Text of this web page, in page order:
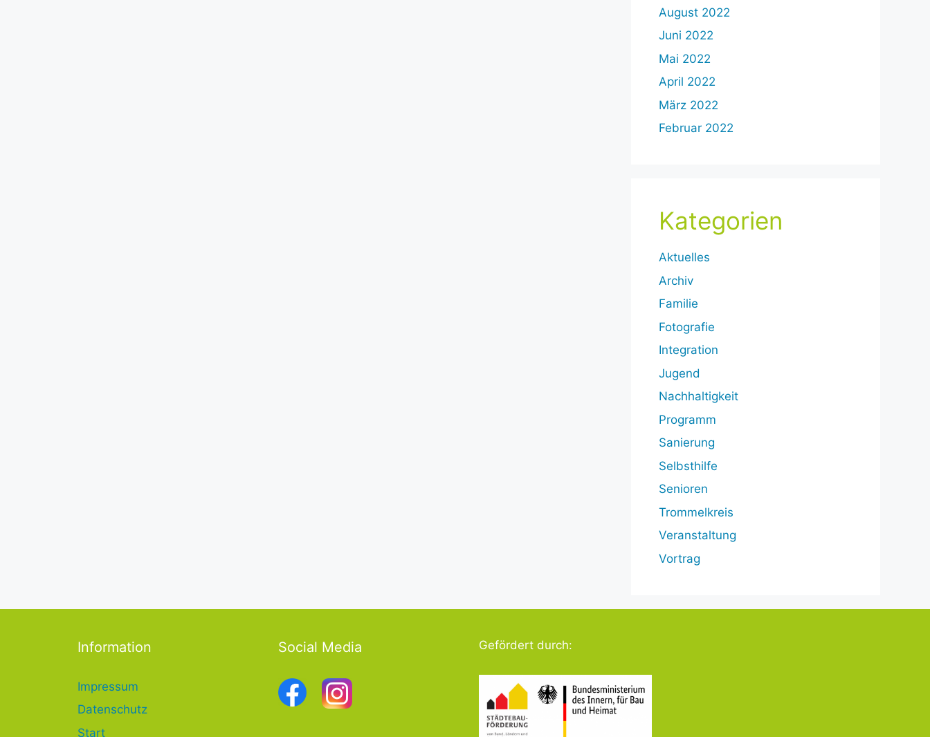
August 2022
Juni 2022
Mai 2022
April 2022
März 2022
Februar 2022
Kategorien
Aktuelles
Archiv
Familie
Fotografie
Integration
Jugend
Nachhaltigkeit
Programm
Sanierung
Selbsthilfe
Senioren
Trommelkreis
Veranstaltung
Vortrag
Information
Impressum
Datenschutz
Start
Social Media Gefördert durch: